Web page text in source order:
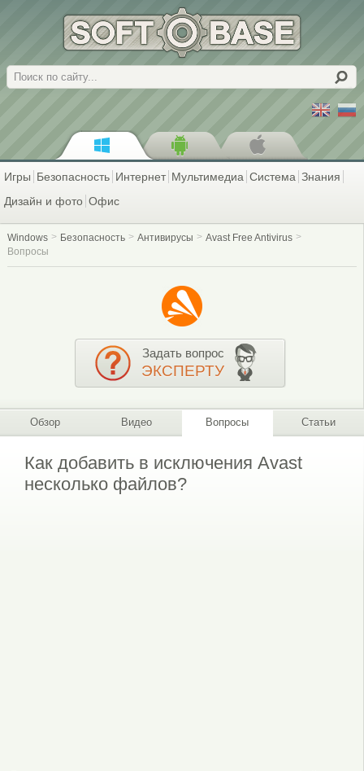
Поиск
Игры Безопасность Интернет Мультимедиа Система Знания
Дизайн и фото Офис
Windows Безопасность Антивирусы
Avast Free Antivirus
Вопросы
Задать вопрос
ЭКСПЕРТУ
Обзор Видео Вопросы Статьи
Как добавить в исключения Avast
несколько файлов?